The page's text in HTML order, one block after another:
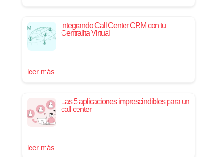
Integrando Call Center CRM con tu
Centralita Virtual
leer más
Las 5 aplicaciones imprescindibles para un
call center
leer más